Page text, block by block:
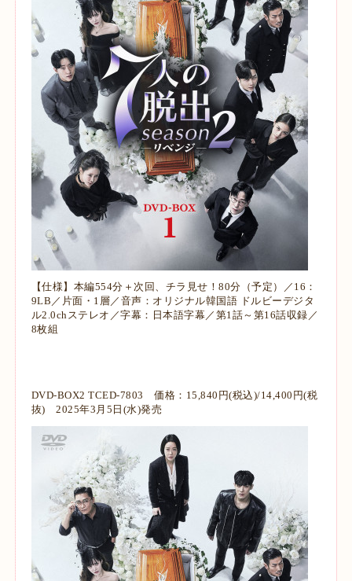
【仕様】本編554分＋次回、チラ見せ！80分（予定）／16：
9LB／片面・1層／音声：オリジナル韓国語 ドルビーデジタ
ル2.0chステレオ／字幕：日本語字幕／第1話～第16話収録／
8枚組
DVD-BOX2 TCED-7803 価格：15,840円(税込)/14,400円(税
抜) 2025年3月5日(水)発売